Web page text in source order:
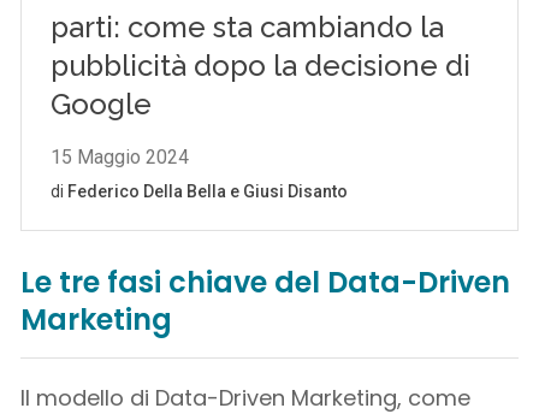
Le tre fasi chiave del Data-Driven
Marketing
Il modello di Data-Driven Marketing, come